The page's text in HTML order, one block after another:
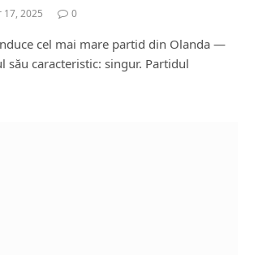
17, 2025 0
cel mai mare partid din Olanda —
său caracteristic: singur. Partidul